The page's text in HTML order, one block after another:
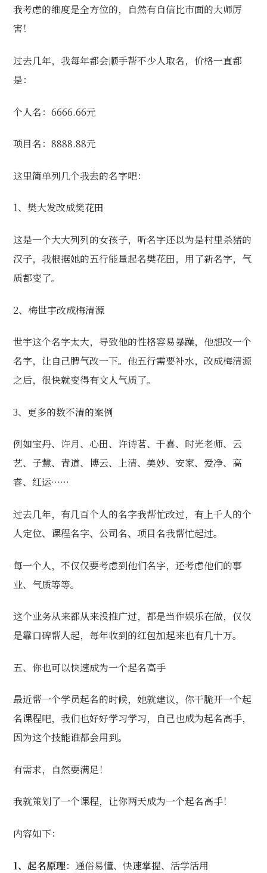
我考虑的维度是全方位的，自然有自信比市面的大师厉
害！
过去几年，我每年都会顺手帮不少人取名，价格一直都
是：
个人名：6666.66元
项目名：8888.88元
这里简单列几个我去的名字吧：
1、樊大发改成樊花田
这是一个大大列列的女孩子，听名字还以为是村里杀猪的
汉子，我根据她的五行能量起名樊花田，用了新名字，气
质都变了。
2、梅世宇改成梅清源
世宇这个名字太大，导致他的性格容易暴躁，他想改一个
名字，让自己脾气改一下。他五行需要补水，改成梅清源
之后，很快就变得有文人气质了。
3、更多的数不清的案例
例如宝丹、许月、心田、许诗茗、千喜、时光老师、云
艺、子慧、青道、博云、上清、美妙、安家、爱净、高
睿、红运······
过去几年，有几百个人的名字我帮忙改过，有上千人的个
人定位、课程名字、公司名、项目名我帮忙起过。
每一个人，不仅仅要考虑到他们名字，还考虑他们的事
业、气质等等。
这个业务从来都从来没推广过，都是当作娱乐在做，仅仅
是靠口碑帮人起，每年收到的红包加起来也有几十万。
五、你也可以快速成为一个起名高手
最近帮一个学员起名的时候，她就建议，你干脆开一个起
名课程吧，我们也好好学习学习，自己也成为起名高手，
因为这个技能谁都会用到。
有需求，自然要满足！
我就策划了一个课程，让你两天成为一个起名高手！
内容如下：
1、起名原理：通俗易懂、快速掌握、活学活用